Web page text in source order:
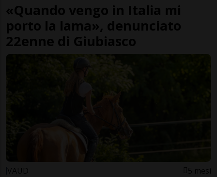
«Quando vengo in Italia mi
porto la lama», denunciato
22enne di Giubiasco
VAUD 5 mesi